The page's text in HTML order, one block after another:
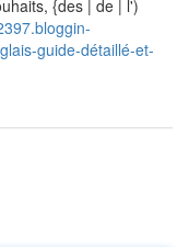
{des | de | l')
guide-détaillé-et-